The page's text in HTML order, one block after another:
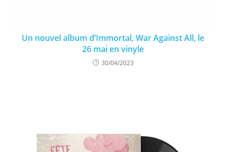
Un nouvel album d’Immortal, War Against All, le
26 mai en vinyle
30/04/2023